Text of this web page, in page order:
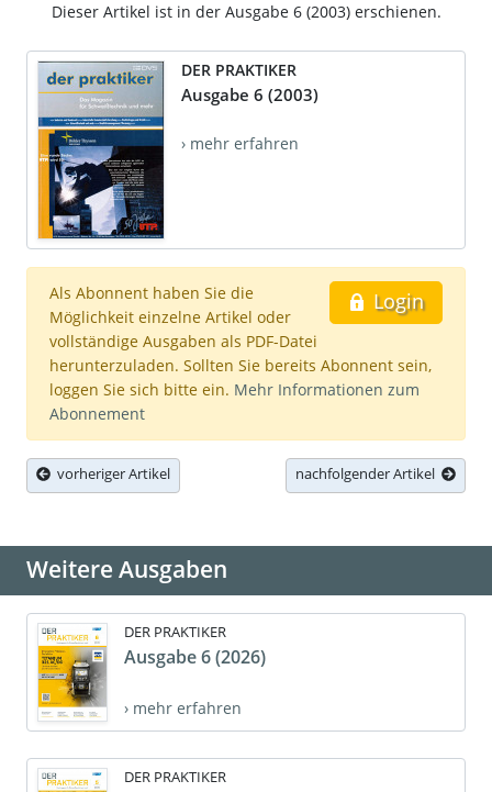
Dieser Artikel ist in der Ausgabe 6 (2003) erschienen.
DER PRAKTIKER
Ausgabe 6 (2003)
› mehr erfahren
Login
Als Abonnent haben Sie die
Möglichkeit einzelne Artikel oder
vollständige Ausgaben als PDF-Datei
herunterzuladen. Sollten Sie bereits Abonnent sein,
loggen Sie sich bitte ein. Mehr Informationen zum
Abonnement
vorheriger Artikel nachfolgender Artikel
Weitere Ausgaben
DER PRAKTIKER
Ausgabe 6 (2026)
› mehr erfahren
DER PRAKTIKER